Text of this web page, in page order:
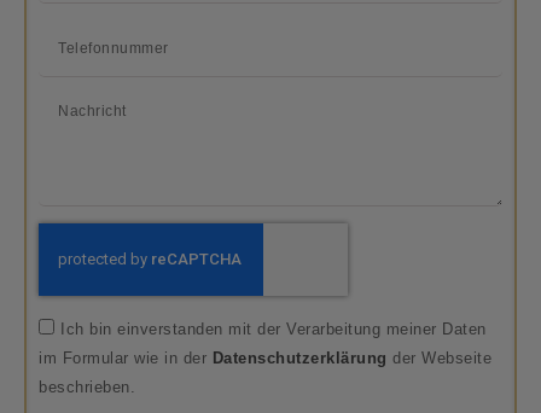
Ich bin einverstanden mit der Verarbeitung meiner Daten
im Formular wie in der Datenschutzerklärung der Webseite
beschrieben.